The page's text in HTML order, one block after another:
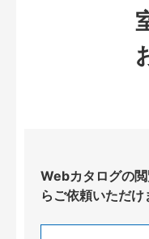
Webカタログの
らご依頼いただけ